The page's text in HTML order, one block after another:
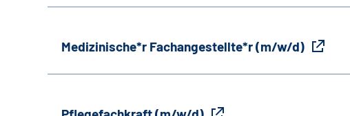
Medizinische*r Fachangestellte*r (m/w/d)